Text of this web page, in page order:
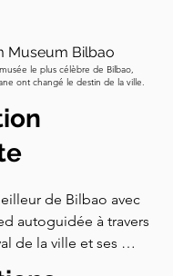
Museum Bilbao
le plus célèbre de Bilbao,
ont changé le destin de la ville.
de Bilbao avec
autoguidée à travers
de la ville et ses